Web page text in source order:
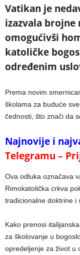
Vatikan je
izazvala
omogućivši
katoličke
određenim
Prema novim
školama za buduće
čednosti, što znači da
Najnovije i
Telegramu –
Ova odluka označava
Rimokatolička crkva
tradicionalne doktrine i
Kako prenosi
za školovanje u
opredeljenje za život u